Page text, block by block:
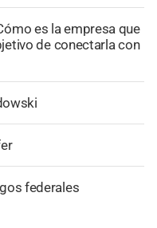
es la empresa que
de conectarla con
federales